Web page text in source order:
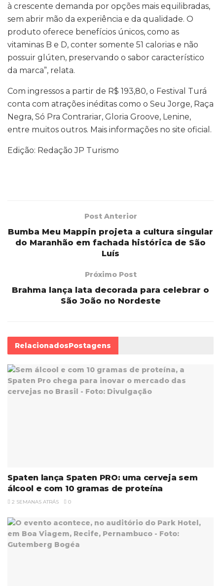
à crescente demanda por opções mais equilibradas,
sem abrir mão da experiência e da qualidade. O
produto oferece benefícios únicos, como as
vitaminas B e D, conter somente 51 calorias e não
possuir glúten, preservando o sabor característico
da marca”, relata.
Com ingressos a partir de R$ 193,80, o Festival Turá
conta com atrações inéditas como o Seu Jorge, Raça
Negra, Só Pra Contrariar, Gloria Groove, Lenine,
entre muitos outros. Mais informações no site oficial.
Edição: Redação JP Turismo
Post Anterior
Bumba Meu Mappin projeta a cultura singular
do Maranhão em fachada histórica de São
Luís
Próximo Post
Brahma lança lata decorada para celebrar o
São João no Nordeste
RelacionadosPostagens
Spaten lança Spaten PRO: uma cerveja sem
álcool e com 10 gramas de proteína
2 SEMANAS ATRÁS 0